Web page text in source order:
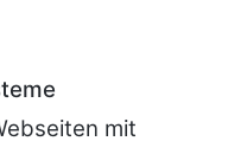
mit